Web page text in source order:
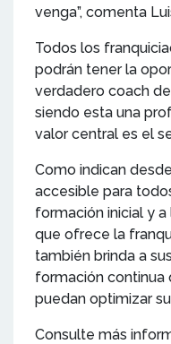
venga”, comenta
Todos los
podrán tener la
verdadero coach
siendo esta una
valor central es el
Como indican
accesible para
formación inicial y
que ofrece la
también brinda a
formación continua
puedan optimizar
Consulte más